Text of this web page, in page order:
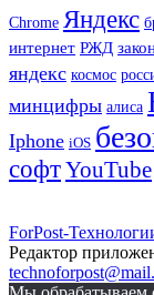
Chrome Яндекс
интернет РЖД
яндекс космос
минцифры алиса
Iphone iOS
софтYouTube
ForPost-
Редактор